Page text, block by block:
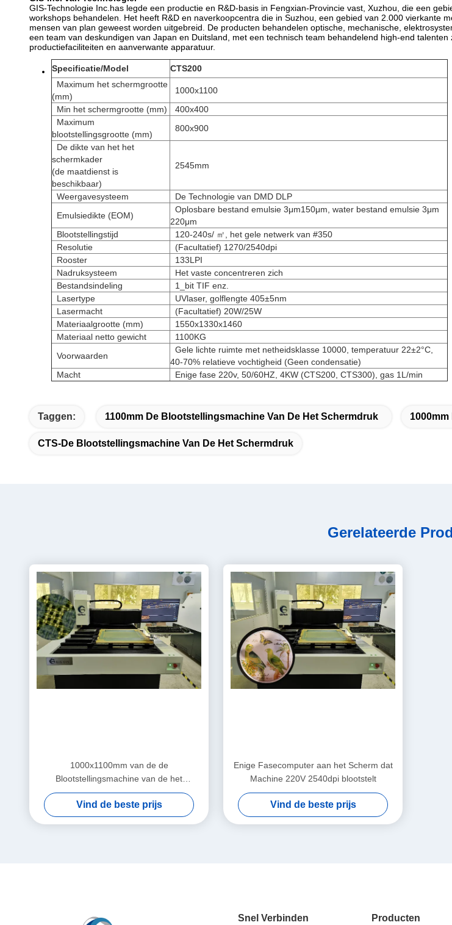
GIS-Technologie Inc.has legde een productie en R&D-basis in Fengxian-Provincie vast, Xuzhou, die een
workshops behandelen. Het heeft R&D en naverkoopcentra die in Suzhou, een gebied van 2.000 vierkante
mensen van plan geweest worden uitgebreid. De producten behandelen optische, mechanische,
een team van deskundigen van Japan en Duitsland, met een technisch team behandelend high-end
productiefaciliteiten en aanverwante apparatuur.
Specificatie/Model
CTS200
Maximum het schermgrootte
(mm)
1000x1100
Min het schermgrootte (mm)
400x400
Maximum
blootstellingsgrootte (mm)
800x900
De dikte van het het
schermkader
(de maatdienst is
beschikbaar)
2545mm
Weergavesysteem
De Technologie van DMD DLP
Emulsiedikte (EOM)
Oplosbare bestand emulsie 3μm150μm, water bestand emulsie 3μm
220μm
Blootstellingstijd
120-240s/ ㎡, het gele netwerk van #350
Resolutie
(Facultatief) 1270/2540dpi
Rooster
133LPI
Nadruksysteem
Het vaste concentreren zich
Bestandsindeling
1_bit TIF enz.
Lasertype
UVlaser, golflengte 405±5nm
Lasermacht
(Facultatief) 20W/25W
Materiaalgrootte (mm)
1550x1330x1460
Materiaal netto gewicht
1100KG
Voorwaarden
Gele lichte ruimte met netheidsklasse 10000, temperatuur 22±2°C,
40-70% relatieve vochtigheid (Geen condensatie)
Macht
Enige fase 220v, 50/60HZ, 4KW (CTS200, CTS300), gas 1L/min
Taggen: 1100mm De Blootstellingsmachine Van De Het Schermdruk
CTS-De Blootstellingsmachine Van De Het Schermdruk
Gerelateerde
1000x1100mm van de de
Blootstellingsmachine van de het
Schermdruk het Textieloverdrukplaatje
Vind de beste prijs
Enige Fasecomputer aan het Scherm dat
Machine 220V 2540dpi blootstelt
Vind de beste prijs
Snel Verbinden Producten